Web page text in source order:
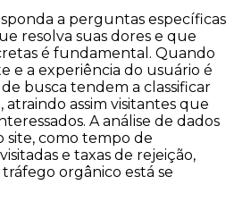
a perguntas específicas
resolva suas dores e que
é fundamental. Quando
e a experiência do usuário é
busca tendem a classificar
atraindo assim visitantes que
A análise de dados
como tempo de
e taxas de rejeição,
orgânico está se